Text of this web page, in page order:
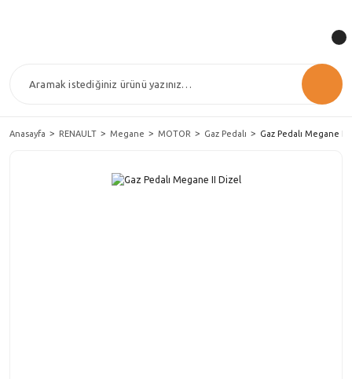
Anasayfa RENAULT Megane MOTOR Gaz Pedalı Gaz Pedalı Megane II